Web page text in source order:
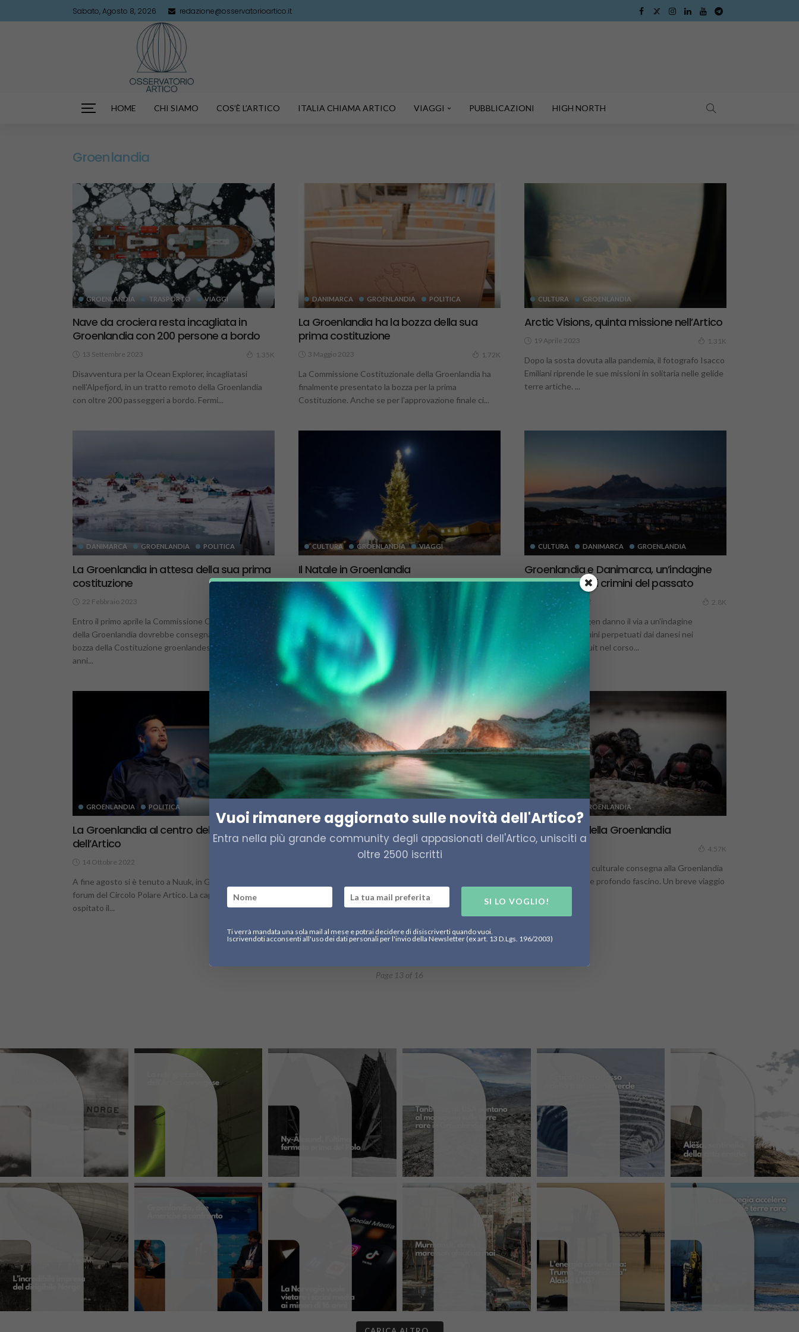
Sabato, Agosto 8, 2026 redazione@osservatorioartico.it
HOME CHI SIAMO COS’È L’ARTICO ITALIA CHIAMA ARTICO VIAGGI PUBBLICAZIONI HIGH NORTH
Groenlandia
GROENLANDIA TRASPORTO VIAGGI
Nave da crociera resta incagliata in
Groenlandia con 200 persone a bordo
13 Settembre 2023 1.35K
Disavventura per la Ocean Explorer, incagliatasi
nell'Alpefjord, in un tratto remoto della Groenlandia
con oltre 200 passeggeri a bordo. Fermi...
DANIMARCA GROENLANDIA POLITICA
La Groenlandia ha la bozza della sua
prima costituzione
3 Maggio 2023 1.72K
La Commissione Costituzionale della Groenlandia ha
finalmente presentato la bozza per la prima
Costituzione. Anche se per l’approvazione finale ci...
CULTURA GROENLANDIA
Arctic Visions, quinta missione nell’Artico
19 Aprile 2023 1.31K
Dopo la sosta dovuta alla pandemia, il fotografo Isacco
Emiliani riprende le sue missioni in solitaria nelle gelide
terre artiche. ...
DANIMARCA GROENLANDIA POLITICA
La Groenlandia in attesa della sua prima
costituzione
22 Febbraio 2023
Entro il primo aprile la Commissione Costituzionale
della Groenlandia dovrebbe consegnare una prima
bozza della Costituzione groenlandese. Sono passati
anni...
CULTURA GROENLANDIA VIAGGI
Il Natale in Groenlandia
9 Dicembre 2022
Un giro del Nord sotto Natale, fra tradizioni, colori e
gusti unici. Scopriamo il Natale della Groenlandia, dove
sotto l'albero...
CULTURA DANIMARCA GROENLANDIA
Groenlandia e Danimarca, un’indagine
congiunta per i crimini del passato
2 Novembre 2022 2.8K
Nuuk e Copenhagen danno il via a un'indagine
congiunta sui crimini perpetuati dai danesi nei
confronti degli Inuit nel corso...
GROENLANDIA POLITICA
La Groenlandia al centro del futuro
dell’Artico
14 Ottobre 2022
A fine agosto si è tenuto a Nuuk, in Groenlandia, il
forum del Circolo Polare Artico. La capitale aveva
ospitato il...
Canada e Danimarca chiudono la
disputa sull’isola di Hans
riguardante i diritti di sovranità sull’isola di Hans che
coinvolgeva...
GROENLANDIA
Le tradizioni della Groenlandia
4.57K
Una lunga eredità culturale consegna alla Groenlandia
di oggi un grande e profondo fascino. Un breve viaggio
Page 13 of 16
Vuoi rimanere aggiornato sulle novità dell'Artico?
Entra nella più grande community degli appasionati dell'Artico, unisciti a
oltre 2500 iscritti
SI LO VOGLIO!
Ti verrà mandata una sola mail al mese e potrai decidere di disiscriverti quando vuoi.
Iscrivendoti acconsenti all'uso dei dati personali per l'invio della Newsletter (ex art. 13 D.Lgs. 196/2003)